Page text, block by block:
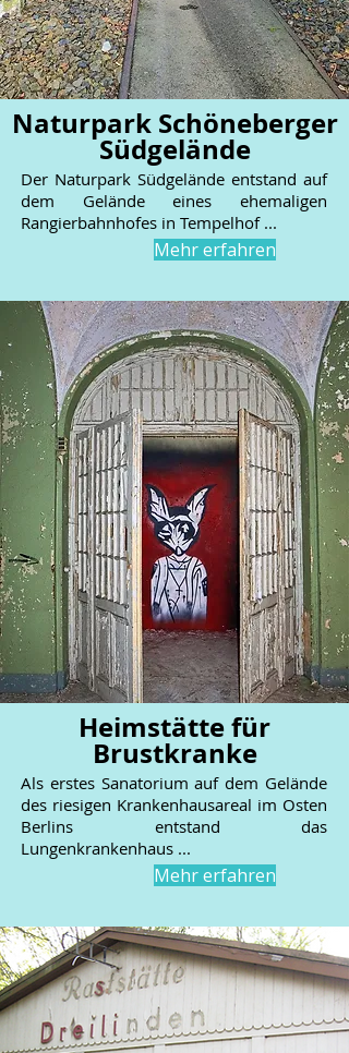
Naturpark Schöneberger
Südgelände
Der Naturpark Südgelände entstand auf
dem Gelände eines ehemaligen
Rangierbahnhofes in Tempelhof ...
Mehr erfahren
Heimstätte für
Brustkranke
Als erstes Sanatorium auf dem Gelände
des riesigen Krankenhausareal im Osten
Berlins entstand das
Lungenkrankenhaus ...
Mehr erfahren